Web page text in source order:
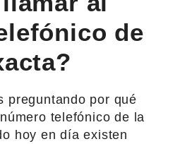
de
preguntando por qué
telefónico de la
hoy en día existen